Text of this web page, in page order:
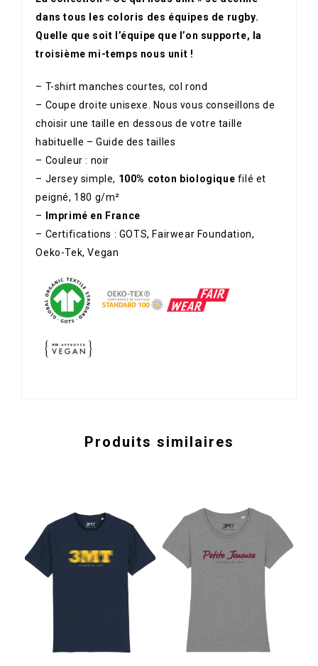
dans tous les coloris des équipes de rugby.
Quelle que soit l’équipe que l’on supporte, la
troisième mi-temps nous unit !
– T-shirt manches courtes, col rond
– Coupe droite unisexe. Nous vous conseillons de
choisir une taille en dessous de votre taille
habituelle –Guide des tailles
– Couleur : noir
– Jersey simple, 100% coton biologique filé et
peigné, 180 g/m²
–
Imprimé en France
– Certifications : GOTS, Fairwear Foundation,
Oeko-Tek, Vegan
Produits similaires